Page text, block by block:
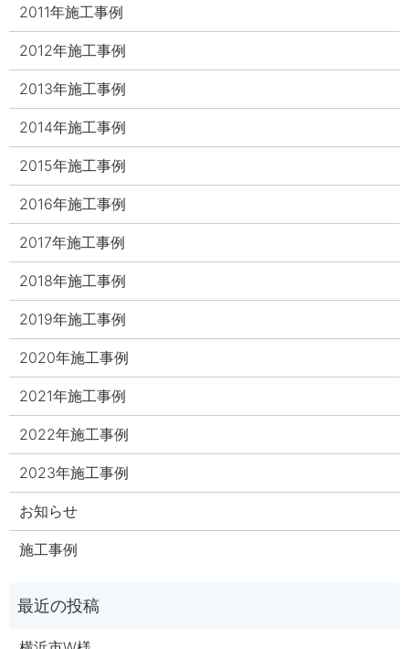
2011年施工事例
2012年施工事例
2013年施工事例
2014年施工事例
2015年施工事例
2016年施工事例
2017年施工事例
2018年施工事例
2019年施工事例
2020年施工事例
2021年施工事例
2022年施工事例
2023年施工事例
お知らせ
施工事例